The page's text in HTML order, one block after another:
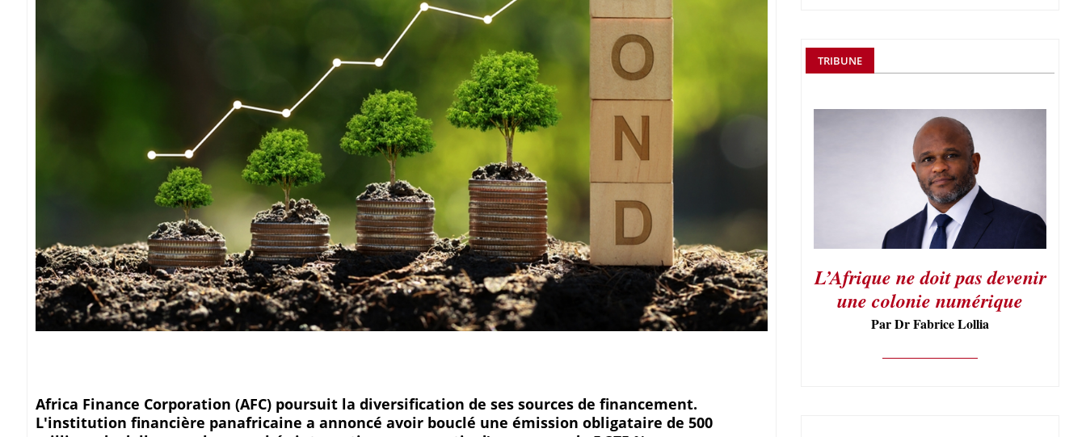
Africa Finance Corporation (AFC) poursuit la diversification de ses sources de financement.
L'institution financière panafricaine a annoncé avoir bouclé une émission obligataire de 500
TRIBUNE
L’Afrique ne doit pas devenir
une colonie numérique
Par Dr Fabrice Lollia